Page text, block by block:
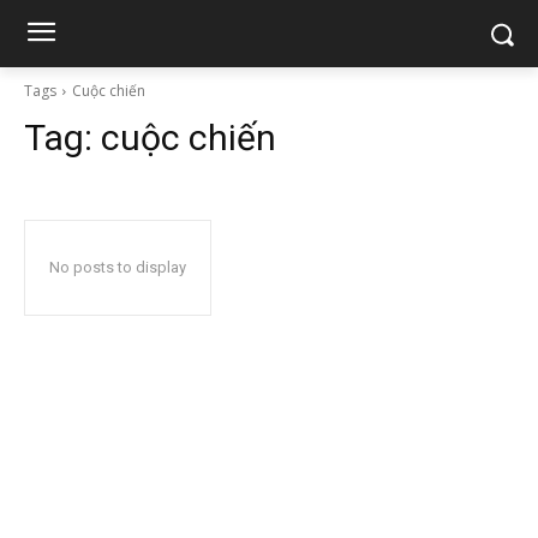
Tags Cuộc chiến
Tag: cuộc chiến
No posts to display